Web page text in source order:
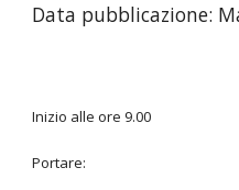
Data pubblicazione:
Inizio alle ore 9.00
Portare: